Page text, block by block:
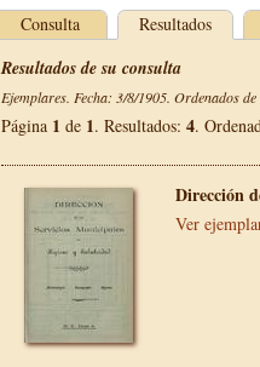
Consulta Resultados
Resultados de su consulta
Ejemplares. Fecha: 3/8/1905. Ordenados
Página 1 de 1. Resultados: 4.
Dirección
Ver